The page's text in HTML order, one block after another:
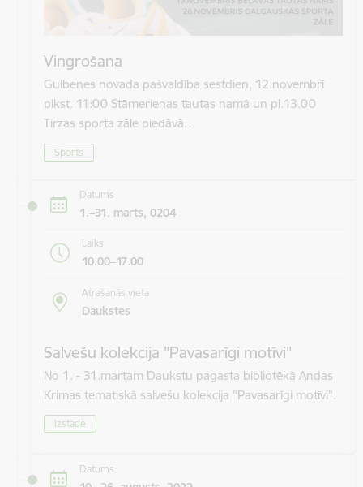
Vingrošana
Gulbenes novada pašvaldība sestdien, 12.novembrī
plkst. 11:00 Stāmerienas tautas namā un pl.13.00
Tirzas sporta zāle piedāvā…
Sports
Datums
1.–31. marts, 0204
Laiks
10.00–17.00
Atrašanās vieta
Daukstes
Salvešu kolekcija "Pavasarīgi motīvi"
No 1. - 31.martam Daukstu pagasta bibliotēkā Andas
Krimas tematiskā salvešu kolekcija "Pavasarīgi motīvi".
Izstāde
Datums